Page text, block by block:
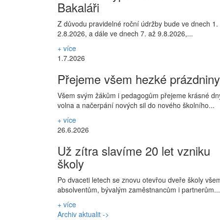
Bakaláři
Z důvodu pravidelné roční údržby bude ve dnech 1.
2.8.2026, a dále ve dnech 7. až 9.8.2026,...
+ více
1.7.2026
Přejeme všem hezké
Všem svým žákům i pedagogům přejeme krásné
volna a načerpání nových sil do nového školního...
+ více
26.6.2026
Už zítra slavíme 20 let vzniku
školy
Po dvaceti letech se znovu otevřou dveře školy
absolventům, bývalým zaměstnancům i partnerům...
+ více
Archiv aktualit ->